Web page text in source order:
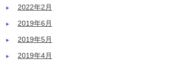
2022年2月
2019年6月
2019年5月
2019年4月